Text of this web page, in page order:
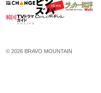
© 2026 BRAVO MOUNTAIN